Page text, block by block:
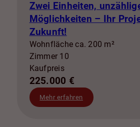
Zwei Einheiten,
Möglichkeiten – Ihr
Zukunft!
Wohnfläche ca. 200 m²
Zimmer 10
Kaufpreis
225.000 €
Mehr erfahren